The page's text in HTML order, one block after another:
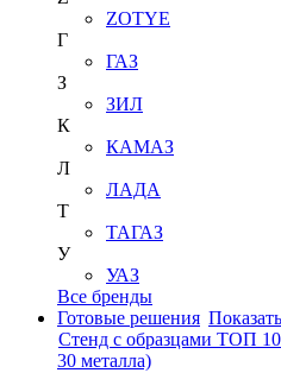
ZOTYE
Г
ГАЗ
З
ЗИЛ
К
КАМАЗ
Л
ЛАДА
Т
ТАГАЗ
У
УАЗ
Все бренды
Готовые решения
Стенд с образцами ТОП
30 металла)